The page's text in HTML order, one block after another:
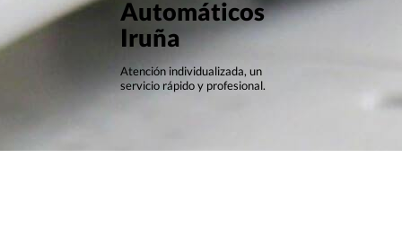
Automáticos
Iruña
Atención individualizada, un
servicio rápido y profesional.